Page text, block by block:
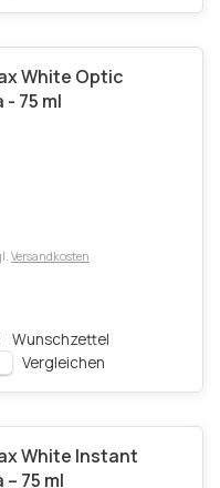
White Optic
75 ml
Wunschzettel
Vergleichen
Versandkosten
White Instant
75 ml